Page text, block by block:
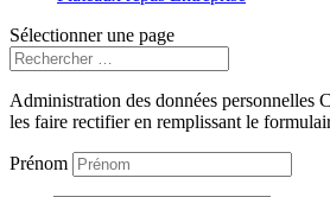
Sélectionner une page
Administration des données personnelles
les faire rectifier en remplissant le
Prénom